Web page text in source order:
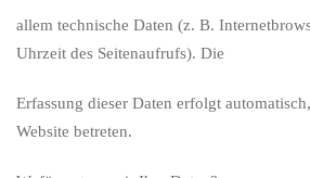
allem technische Daten (z. B.
Uhrzeit des Seitenaufrufs). Die
Erfassung dieser Daten erfolgt
Website betreten.